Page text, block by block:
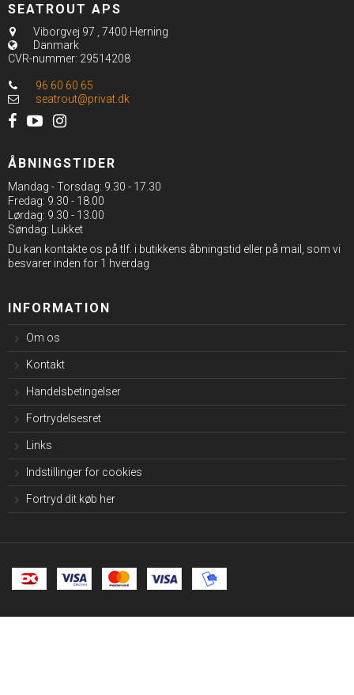
SEATROUT APS
Viborgvej 97
7400 Herning
Danmark
CVR-nummer: 29514208
96 60 60 65
seatrout@privat.dk
ÅBNINGSTIDER
Mandag - Torsdag: 9.30 - 17.30
Fredag: 9.30 - 18.00
Lørdag: 9.30 - 13.00
Søndag: Lukket
Du kan kontakte os på tlf. i butikkens åbningstid eller på mail, som vi
besvarer inden for 1 hverdag
INFORMATION
Om os
Kontakt
Handelsbetingelser
Fortrydelsesret
Links
Indstillinger for cookies
Fortryd dit køb her